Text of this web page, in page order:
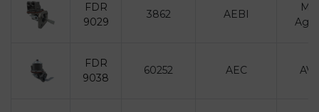
FDR
9029
3862 AEBI
FDR
9038
60252 AEC